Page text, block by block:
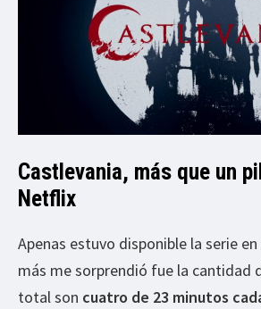
Castlevania, más que un
Netflix
Apenas estuvo disponible la serie
más me sorprendió fue la cantidad
total son cuatro de 23 minutos